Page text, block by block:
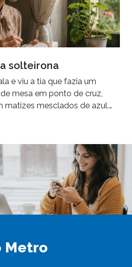
solteirona
e viu a tia que fazia um
mesa em ponto de cruz,
matizes mesclados de azul.…
Metro